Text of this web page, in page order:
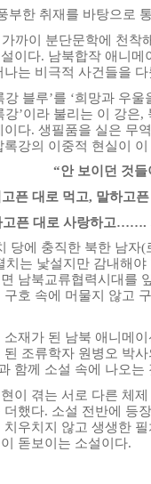
부한 취재를 바탕으로
가까이 분단문학에 천
이다. 남북합작 애니메
는 비극적 사건들을 다
강 블루’를 ‘희망과 우
강’이라 불리는 이 강
다. 생필품을 실은 무
강의 이중적 현실이
“안 보이던 것
고픈 대로 먹고, 말하고
고픈 대로 사랑하고…….
당에 충직한 북한 남자
치는 낯설지만 감내해
남북교류협력시대를
호 속에 머물지 않고
재가 된 남북 애니메
조류학자 원병오 박
함께 소설 속에 나오는
이 겪는 서로 다른 체
했다. 소설 전반에 등
우치지 않고 생생한
돋보이는 소설이다.